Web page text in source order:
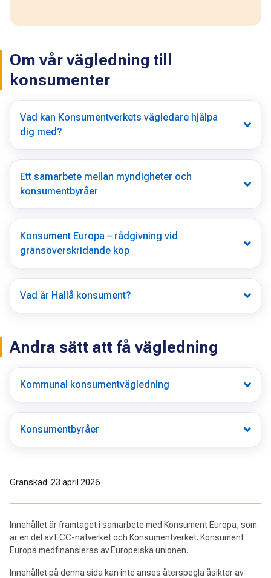
Om vår vägledning till
konsumenter
Vad kan Konsumentverkets vägledare hjälpa
dig med?
Ett samarbete mellan myndigheter och
konsumentbyråer
Konsument Europa – rådgivning vid
gränsöverskridande köp
Vad är Hallå konsument?
Andra sätt att få vägledning
Kommunal konsumentvägledning
Konsumentbyråer
Granskad: 23 april 2026
Innehållet är framtaget i samarbete med Konsument Europa, som
är en del av ECC-nätverket och Konsumentverket. Konsument
Europa medfinansieras av Europeiska unionen.
Innehållet på denna sida kan inte anses återspegla åsikter av